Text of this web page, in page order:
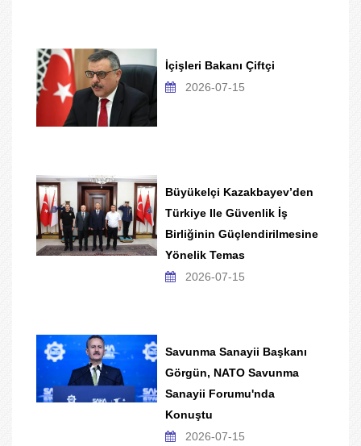
İçişleri Bakanı Çiftçi
2026-07-15
Büyükelçi Kazakbayev’den
Türkiye Ile Güvenlik İş
Birliğinin Güçlendirilmesine
Yönelik Temas
2026-07-15
Savunma Sanayii Başkanı
Görgün, NATO Savunma
Sanayii Forumu'nda
Konuştu
2026-07-15